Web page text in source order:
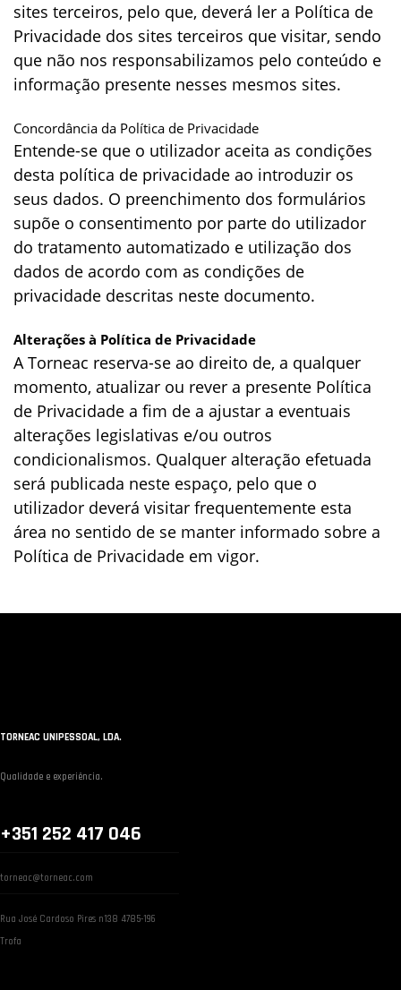
sites terceiros, pelo que, deverá ler a Política de
Privacidade dos sites terceiros que visitar, sendo
que não nos responsabilizamos pelo conteúdo e
informação presente nesses mesmos sites.
Concordância da Política de Privacidade
Entende-se que o utilizador aceita as condições
desta política de privacidade ao introduzir os
seus dados. O preenchimento dos formulários
supõe o consentimento por parte do utilizador
do tratamento automatizado e utilização dos
dados de acordo com as condições de
privacidade descritas neste documento.
Alterações à Política de Privacidade
A Torneac reserva-se ao direito de, a qualquer
momento, atualizar ou rever a presente Política
de Privacidade a fim de a ajustar a eventuais
alterações legislativas e/ou outros
condicionalismos. Qualquer alteração efetuada
será publicada neste espaço, pelo que o
utilizador deverá visitar frequentemente esta
área no sentido de se manter informado sobre a
Política de Privacidade em vigor.
TORNEAC UNIPESSOAL, LDA.
Qualidade e experiência.
+351 252 417 046
torneac@torneac.com
Rua José Cardoso Pires n138 4785-196
Trofa